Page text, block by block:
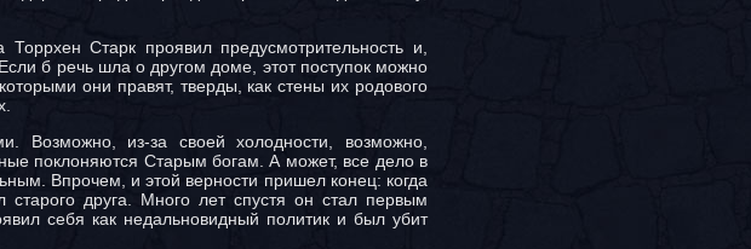
Старк проявил предусмотрительность и,
б речь шла о другом доме, этот поступок можно
они правят, тверды, как стены их родового
Возможно, из-за своей холодности, возможно,
поклоняются Старым богам. А может, все дело в
Впрочем, и этой верности пришел конец: когда
друга. Много лет спустя он стал первым
себя как недальновидный политик и был убит